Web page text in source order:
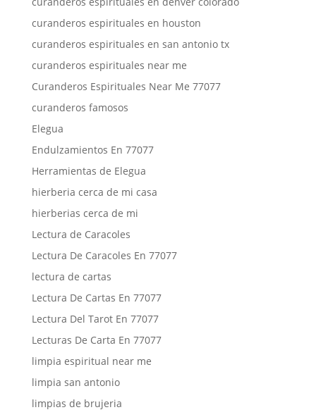
curanderos espirituales en houston
curanderos espirituales en san antonio tx
curanderos espirituales near me
Curanderos Espirituales Near Me 77077
curanderos famosos
Elegua
Endulzamientos En 77077
Herramientas de Elegua
hierberia cerca de mi casa
hierberias cerca de mi
Lectura de Caracoles
Lectura De Caracoles En 77077
lectura de cartas
Lectura De Cartas En 77077
Lectura Del Tarot En 77077
Lecturas De Carta En 77077
limpia espiritual near me
limpia san antonio
limpias de brujeria